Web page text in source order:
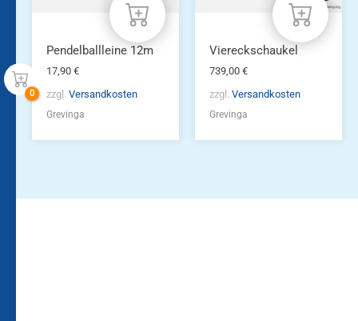
Pendelballleine 12m
17,90 €
zzgl. Versandkosten
Grevinga
Viereckschaukel
739,00 €
zzgl. Versandkosten
Grevinga